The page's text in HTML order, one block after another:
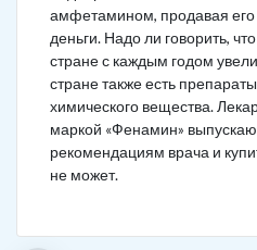
амфетамином, продавая
деньги. Надо ли говорить,
стране с каждым годом
стране также есть
химического вещества.
маркой «Фенамин»
рекомендациям врача и
не может.